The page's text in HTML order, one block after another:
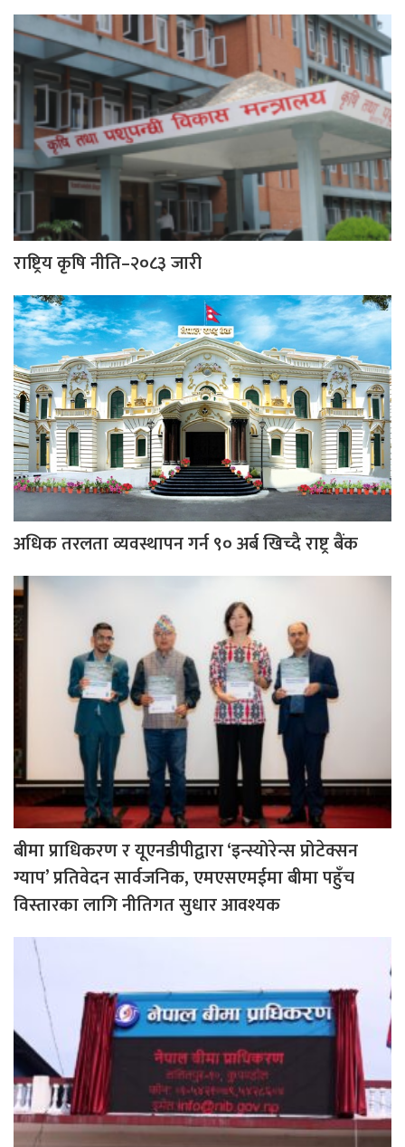
राष्ट्रिय कृषि नीति–२०८३ जारी
अधिक तरलता व्यवस्थापन गर्न ९० अर्ब खिच्दै राष्ट्र बैंक
बीमा प्राधिकरण र यूएनडीपीद्वारा ‘इन्स्योरेन्स प्रोटेक्सन
ग्याप’ प्रतिवेदन सार्वजनिक, एमएसएमईमा बीमा पहुँच
विस्तारका लागि नीतिगत सुधार आवश्यक